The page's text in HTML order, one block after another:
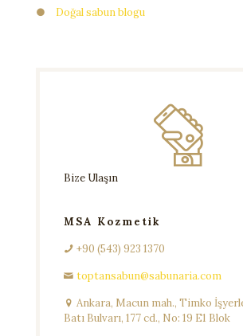
●
Doğal sabun blogu
Bize Ulaşın
MSA Kozmetik
+90 (543) 923 1370
toptansabun@sabunaria.com
Ankara, Macun mah., Timko
Batı Bulvarı, 177 cd., No: 19 E1 Blok